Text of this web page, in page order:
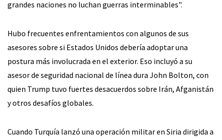
grandes naciones no luchan guerras interminables".
Hubo frecuentes enfrentamientos con algunos de sus
asesores sobre si Estados Unidos debería adoptar una
postura más involucrada en el exterior. Eso incluyó a su
asesor de seguridad nacional de línea dura John Bolton, con
quien Trump tuvo fuertes desacuerdos sobre Irán, Afganistán
y otros desafíos globales.
Cuando Turquía lanzó una operación militar en Siria dirigida a